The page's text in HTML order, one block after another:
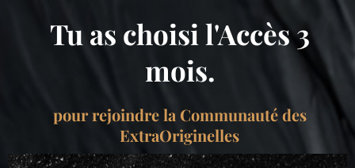
Tu as choisi l'Accès 3
mois.
pour rejoindre la Communauté des
ExtraOriginelles